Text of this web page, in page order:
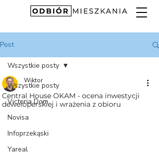
Post
Wszystkie posty
Victoria Dom
Novisa
Infoprzekąski
Yareal
Wszystkie posty
Central House OKAM - ocena inwestycji
deweloperskiej i wrażenia z obioru
Wiktor